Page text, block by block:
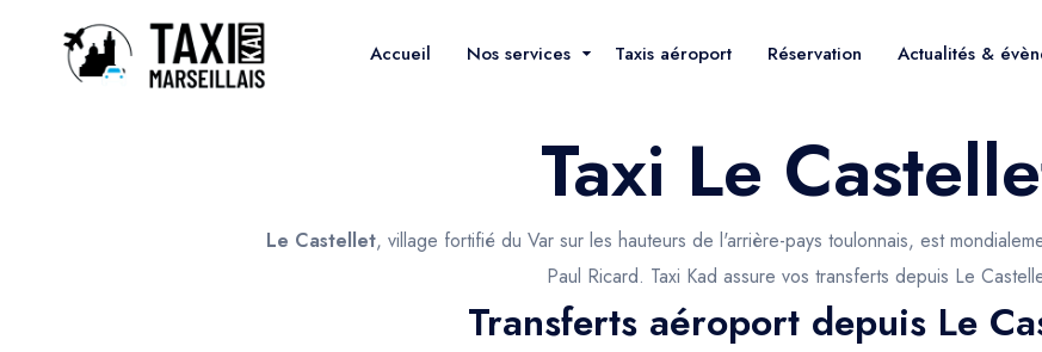
Accueil Nos services Taxis aéroport Réservation Actualités &
Taxi Le
Le Castellet, village fortifié du Var sur les hauteurs de l'arrière-pays toulonnais, est
Paul Ricard. Taxi Kad assure vos transferts depuis Le
Transferts aéroport depuis Le